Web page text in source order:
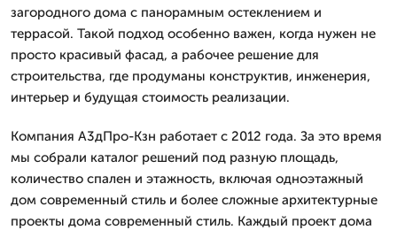
загородного дома с панорамным остеклением и
террасой. Такой подход особенно важен, когда нужен не
просто красивый фасад, а рабочее решение для
строительства, где продуманы конструктив, инженерия,
интерьер и будущая стоимость реализации.
Компания А3дПро-Кзн работает с 2012 года. За это время
мы собрали каталог решений под разную площадь,
количество спален и этажность, включая одноэтажный
дом современный стиль и более сложные архитектурные
проекты дома современный стиль. Каждый проект дома